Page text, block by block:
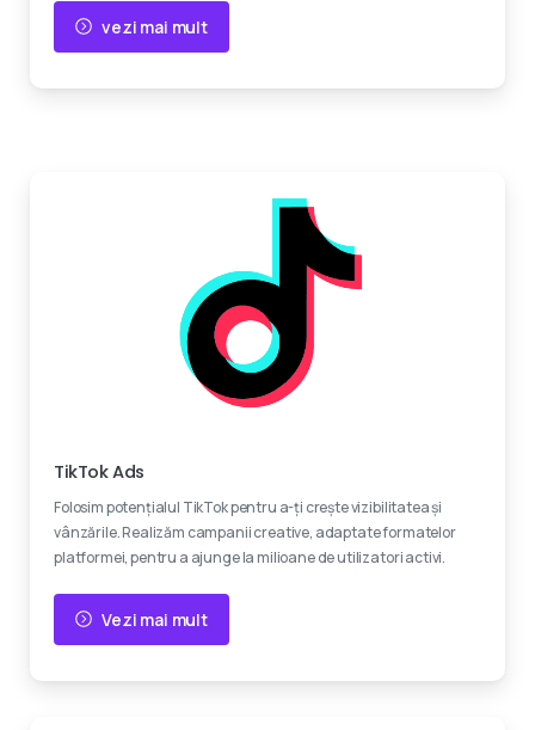
vezi mai mult
TikTok Ads
Folosim potențialul TikTok pentru a-ți crește vizibilitatea și
vânzările. Realizăm campanii creative, adaptate formatelor
platformei, pentru a ajunge la milioane de utilizatori activi.
Vezi mai mult